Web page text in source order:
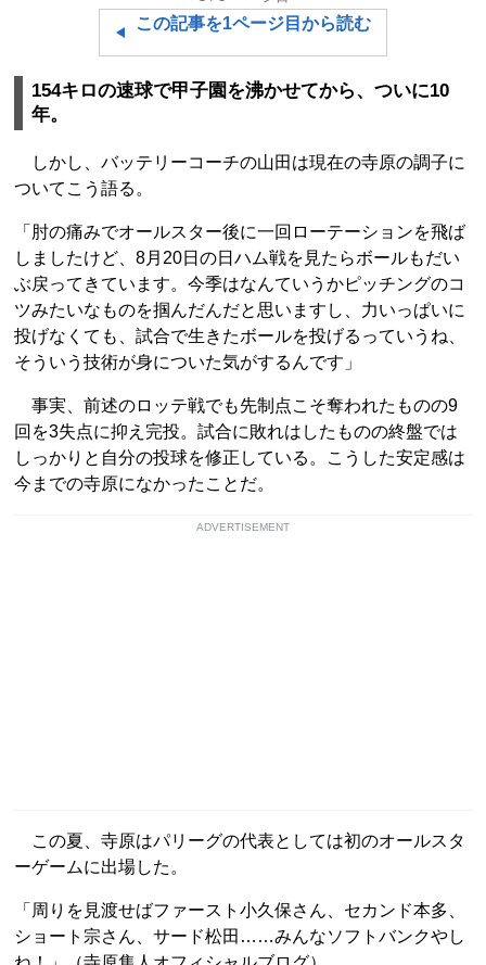
この記事を1ページ目から読む
154キロの速球で甲子園を沸かせてから、ついに10
年。
しかし、バッテリーコーチの山田は現在の寺原の調子に
ついてこう語る。
「肘の痛みでオールスター後に一回ローテーションを飛ば
しましたけど、8月20日の日ハム戦を見たらボールもだい
ぶ戻ってきています。今季はなんていうかピッチングのコ
ツみたいなものを掴んだんだと思いますし、力いっぱいに
投げなくても、試合で生きたボールを投げるっていうね、
そういう技術が身についた気がするんです」
事実、前述のロッテ戦でも先制点こそ奪われたものの9
回を3失点に抑え完投。試合に敗れはしたものの終盤では
しっかりと自分の投球を修正している。こうした安定感は
今までの寺原になかったことだ。
ADVERTISEMENT
この夏、寺原はパリーグの代表としては初のオールスタ
ーゲームに出場した。
「周りを見渡せばファースト小久保さん、セカンド本多、
ショート宗さん、サード松田……みんなソフトバンクやし